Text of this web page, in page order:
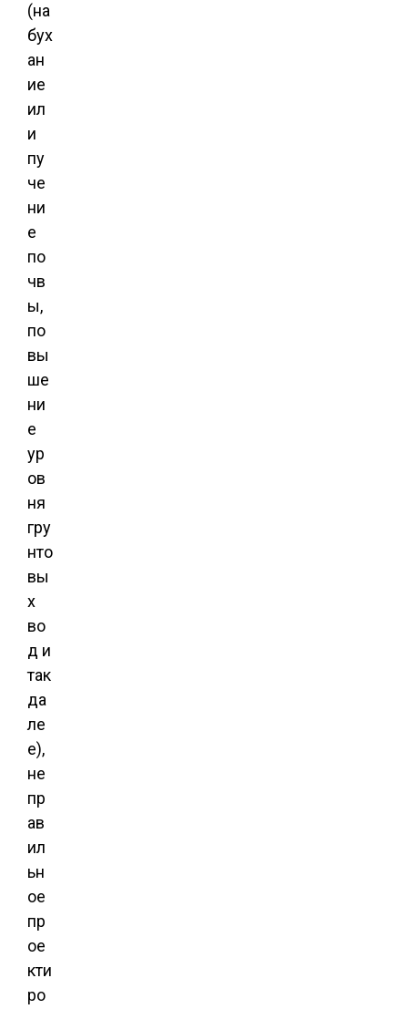
(на
бух
ан
ие
ил
и
пу
че
ни
е
по
чв
ы,
по
вы
ше
ни
е
ур
ов
ня
гру
нто
вы
х
во
д и
так
да
ле
е),
не
пр
ав
ил
ьн
ое
пр
ое
кти
ро